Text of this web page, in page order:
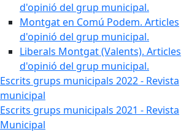
d'opinió del grup municipal.
Montgat en Comú Podem. Articles
d'opinió del grup municipal.
Liberals Montgat (Valents). Articles
d'opinió del grup municipal.
Escrits grups municipals 2022 - Revista
municipal
Escrits grups municipals 2021 - Revista
Municipal